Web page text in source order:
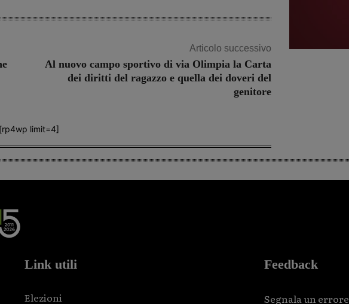
Articolo successivo
Al nuovo campo sportivo di via Olimpia la Carta
dei diritti del ragazzo e quella dei doveri del
genitore
[rp4wp limit=4]
Link utili
Elezioni
Feedback
Segnala un errore